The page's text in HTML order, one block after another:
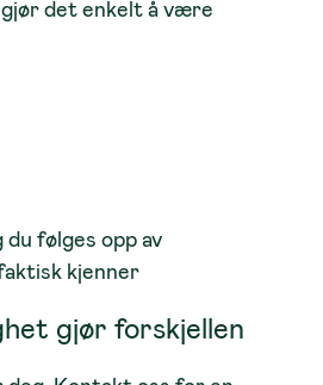
det enkelt å være
følges opp av
kjenner
gjør forskjellen